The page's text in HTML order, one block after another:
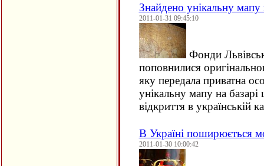
Знайдено унікальну
2011-01-31 09:45:10
Фонди
поповнилися
яку передала приватна
унікальну мапу на
відкриття в українській
В Україні поширюється
2011-01-30 10:00:42